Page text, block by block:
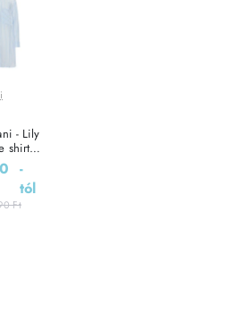
- Lily
shirt -
-
tól
Ft